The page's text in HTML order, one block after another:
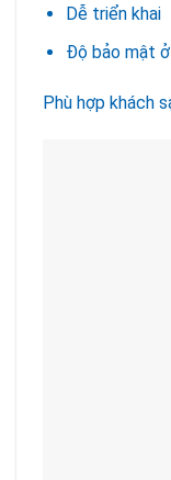
Dễ triển khai
Độ bảo mật
Phù hợp khách